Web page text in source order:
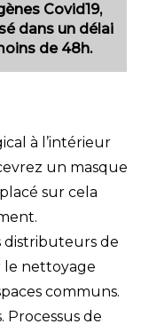
Covid19,
dans un délai
de 48h.
à l’intérieur
un masque
sur cela
distributeurs de
le nettoyage
communs.
Processus de